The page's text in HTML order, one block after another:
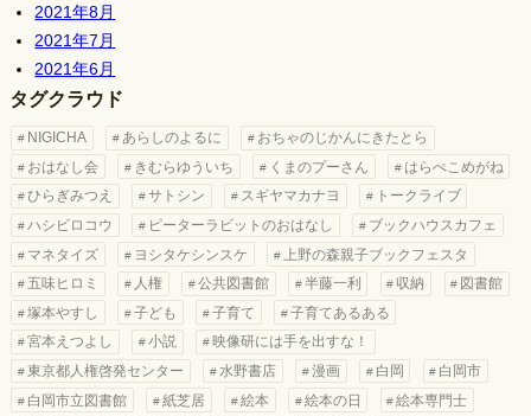
2021年8月
2021年7月
2021年6月
タグクラウド
NIGICHA あらしのよるに
おちゃのじかんにきたとら
おはなし会
きむらゆういち くまのプーさん
はらぺこめがね
ひらぎみつえ
サトシン スギヤマカナヨ
トークライブ
ハシビロコウ
ピーターラビットのおはなし
ブックハウスカフェ
マネタイズ
ヨシタケシンスケ
上野の森親子ブックフェスタ
五味ヒロミ
人権 公共図書館 半藤一利 収納
図書館
塚本やすし
子ども 子育て
子育てあるある
宮本えつよし
小説
映像研には手を出すな！
東京都人権啓発センター
水野書店 漫画 白岡
白岡市
白岡市立図書館
紙芝居 絵本 絵本の日
絵本専門士